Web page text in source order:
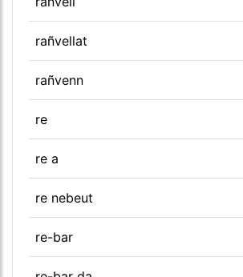
rañvellat
rañvenn
re
re a
re nebeut
re-bar